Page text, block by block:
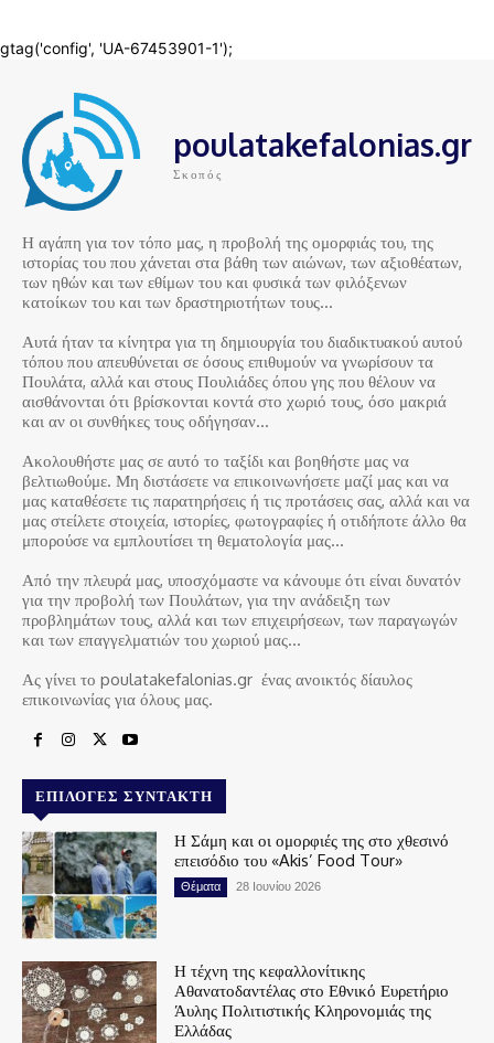
poulatakefalonias.gr
Σκοπός
Η αγάπη για τον τόπο μας, η προβολή της ομορφιάς του, της
ιστορίας του που χάνεται στα βάθη των αιώνων, των αξιοθέατων,
των ηθών και των εθίμων του και φυσικά των φιλόξενων
κατοίκων του και των δραστηριοτήτων τους…
Αυτά ήταν τα κίνητρα για τη δημιουργία του διαδικτυακού αυτού
τόπου που απευθύνεται σε όσους επιθυμούν να γνωρίσουν τα
Πουλάτα, αλλά και στους Πουλιάδες όπου γης που θέλουν να
αισθάνονται ότι βρίσκονται κοντά στο χωριό τους, όσο μακριά
και αν οι συνθήκες τους οδήγησαν…
Ακολουθήστε μας σε αυτό το ταξίδι και βοηθήστε μας να
βελτιωθούμε. Μη διστάσετε να επικοινωνήσετε μαζί μας και να
μας καταθέσετε τις παρατηρήσεις ή τις προτάσεις σας, αλλά και να
μας στείλετε στοιχεία, ιστορίες, φωτογραφίες ή οτιδήποτε άλλο θα
μπορούσε να εμπλουτίσει τη θεματολογία μας…
Από την πλευρά μας, υποσχόμαστε να κάνουμε ότι είναι δυνατόν
για την προβολή των Πουλάτων, για την ανάδειξη των
προβλημάτων τους, αλλά και των επιχειρήσεων, των παραγωγών
και των επαγγελματιών του χωριού μας…
Ας γίνει το poulatakefalonias.gr ένας ανοικτός δίαυλος
επικοινωνίας για όλους μας.
ΕΠΙΛΟΓΈΣ ΣΥΝΤΆΚΤΗ
Η Σάμη και οι ομορφιές της στο χθεσινό
επεισόδιο του «Akis’ Food Tour»
Θέματα 28 Ιουνίου 2026
Η τέχνη της κεφαλλονίτικης
Αθανατοδαντέλας στο Εθνικό Ευρετήριο
Άυλης Πολιτιστικής Κληρονομιάς της
Ελλάδας